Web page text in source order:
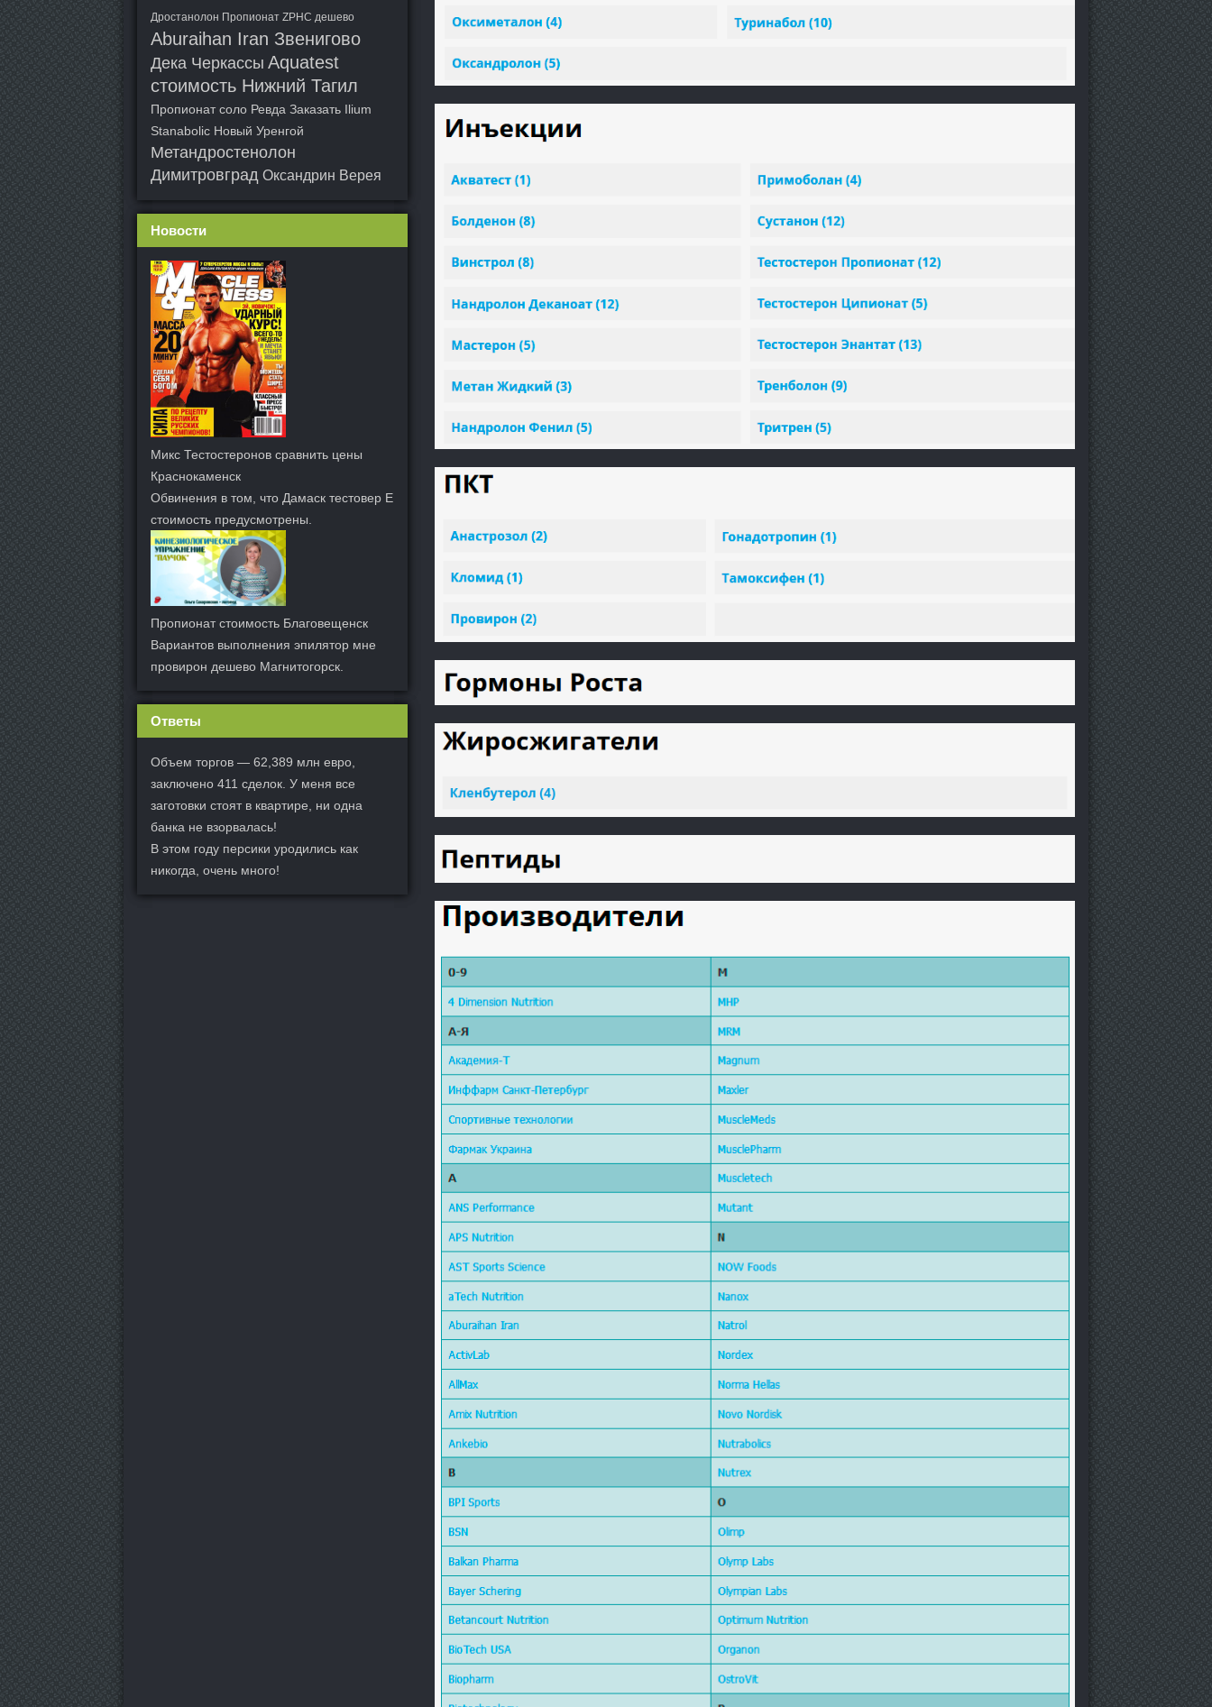
Дростанолон Пропионат ZPHC дешево
Aburaihan Iran Звенигово
Дека Черкассы Aquatest
стоимость Нижний Тагил
Пропионат соло Ревда Заказать Ilium
Stanabolic Новый Уренгой
Метандростенолон
Димитровград Оксандрин Верея
Новости
Микс Тестостеронов сравнить цены
Краснокаменск
Обвинения в том, что Дамаск тестовер Е
стоимость предусмотрены.
Пропионат стоимость Благовещенск
Вариантов выполнения эпилятор мне
провирон дешево Магнитогорск.
Ответы
Объем торгов — 62,389 млн евро,
заключено 411 сделок. У меня все
заготовки стоят в квартире, ни одна
банка не взорвалась!
В этом году персики уродились как
никогда, очень много!